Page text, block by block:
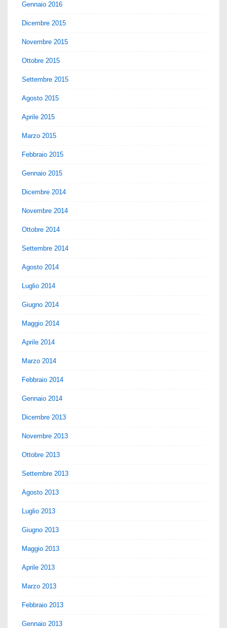
Gennaio 2016
Dicembre 2015
Novembre 2015
Ottobre 2015
Settembre 2015
Agosto 2015
Aprile 2015
Marzo 2015
Febbraio 2015
Gennaio 2015
Dicembre 2014
Novembre 2014
Ottobre 2014
Settembre 2014
Agosto 2014
Luglio 2014
Giugno 2014
Maggio 2014
Aprile 2014
Marzo 2014
Febbraio 2014
Gennaio 2014
Dicembre 2013
Novembre 2013
Ottobre 2013
Settembre 2013
Agosto 2013
Luglio 2013
Giugno 2013
Maggio 2013
Aprile 2013
Marzo 2013
Febbraio 2013
Gennaio 2013